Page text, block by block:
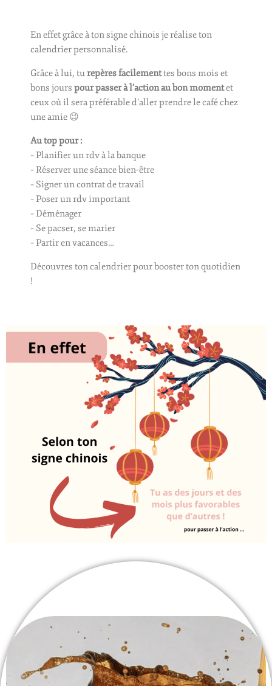
En effet grâce à ton signe chinois je réalise ton
calendrier personnalisé.
Grâce à lui, turepères facilementtes bons mois et
bons jours pour passer à l’action au bon momentet
ceux où il sera préférable d’aller prendre le café chez
une amie 😉
Au top pour :
– Planifier un rdv à la banque
– Réserver une séance bien-être
– Signer un contrat de travail
– Poser un rdv important
– Déménager
– Se pacser, se marier
– Partir en vacances…
Découvres ton calendrier pour booster ton quotidien
!